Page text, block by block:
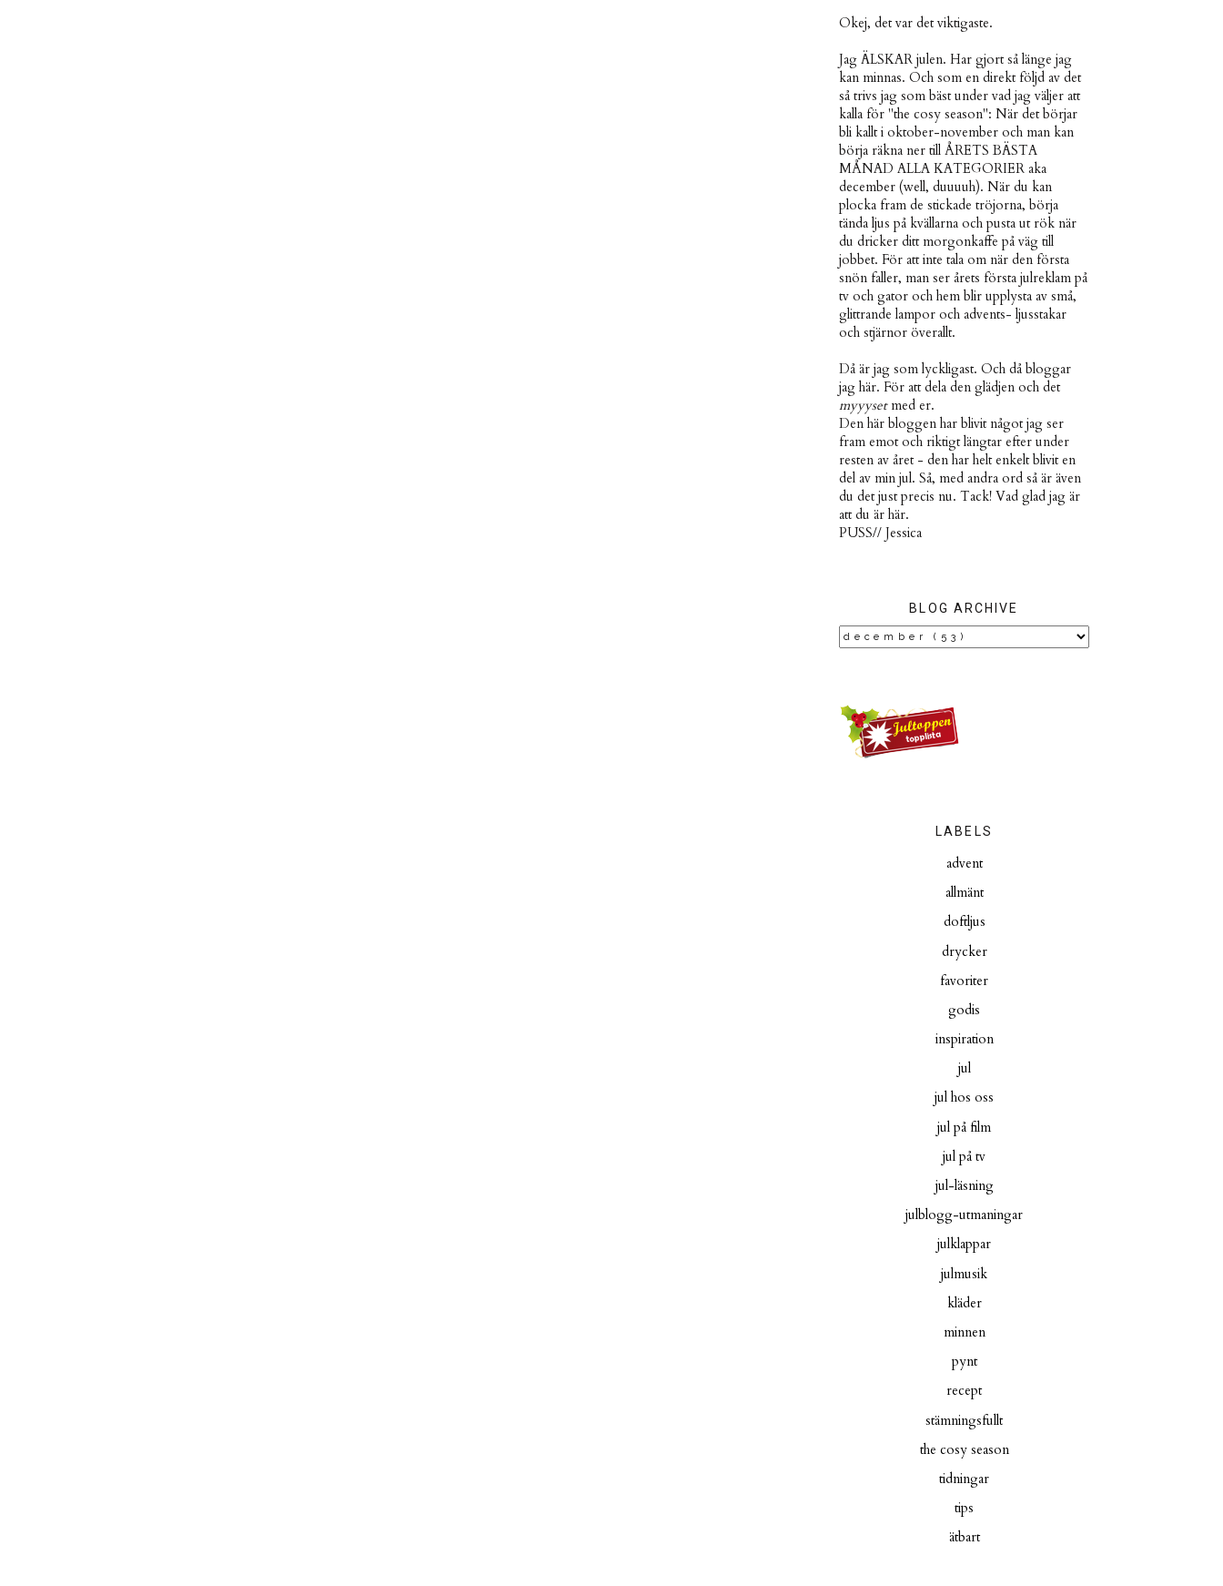
Okej, det var det viktigaste.
Jag ÄLSKAR julen. Har gjort så länge jag
kan minnas. Och som en direkt följd av det
så trivs jag som bäst under vad jag väljer att
kalla för "the cosy season": När det börjar
bli kallt i oktober-november och man kan
börja räkna ner till ÅRETS BÄSTA
MÅNAD ALLA KATEGORIER aka
december (well, duuuuh). När du kan
plocka fram de stickade tröjorna, börja
tända ljus på kvällarna och pusta ut rök när
du dricker ditt morgonkaffe på väg till
jobbet. För att inte tala om när den första
snön faller, man ser årets första julreklam på
tv och gator och hem blir upplysta av små,
glittrande lampor och advents- ljusstakar
och stjärnor överallt.
Då är jag som lyckligast. Och då bloggar
jag här. För att dela den glädjen och det
myyyset med er.
Den här bloggen har blivit något jag ser
fram emot och riktigt längtar efter under
resten av året - den har helt enkelt blivit en
del av min jul. Så, med andra ord så är även
du det just precis nu. Tack! Vad glad jag är
att du är här.
PUSS// Jessica
BLOG ARCHIVE
LABELS
advent
allmänt
doftljus
drycker
favoriter
godis
inspiration
jul
jul hos oss
jul på film
jul på tv
jul-läsning
julblogg-utmaningar
julklappar
julmusik
kläder
minnen
pynt
recept
stämningsfullt
the cosy season
tidningar
tips
ätbart